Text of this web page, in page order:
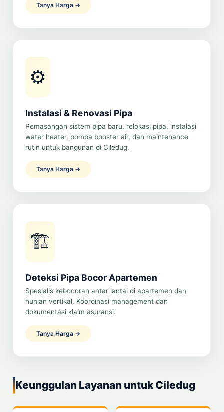
Tanya Harga →
⚙️
Instalasi & Renovasi Pipa
Pemasangan sistem pipa baru, relokasi pipa, instalasi
water heater, pompa booster air, dan maintenance
rutin untuk bangunan di Ciledug.
Tanya Harga →
🏗️
Deteksi Pipa Bocor Apartemen
Spesialis kebocoran antar lantai di apartemen dan
hunian vertikal. Koordinasi management dan
dokumentasi klaim asuransi.
Tanya Harga →
Keunggulan Layanan untuk Ciledug